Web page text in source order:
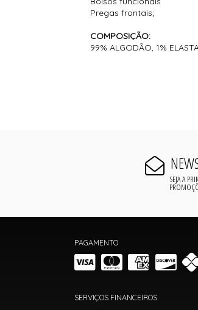
Pregas frontais;
COMPOSIÇÃO:
99% ALGODÃO, 1%
SEJA A
PAGAMENTO
SERVIÇOS FINANCEIROS